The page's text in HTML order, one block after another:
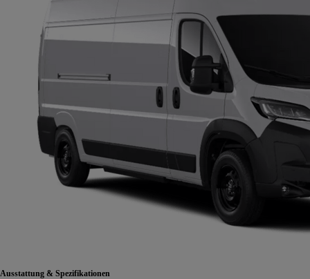
Ausstattung & Spezifikationen